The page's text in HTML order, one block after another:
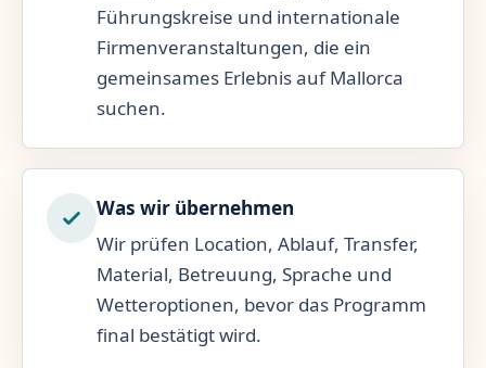
Führungskreise und internationale
Firmenveranstaltungen, die ein
gemeinsames Erlebnis auf Mallorca
suchen.
Was wir übernehmen
Wir prüfen Location, Ablauf, Transfer,
Material, Betreuung, Sprache und
Wetteroptionen, bevor das Programm
final bestätigt wird.